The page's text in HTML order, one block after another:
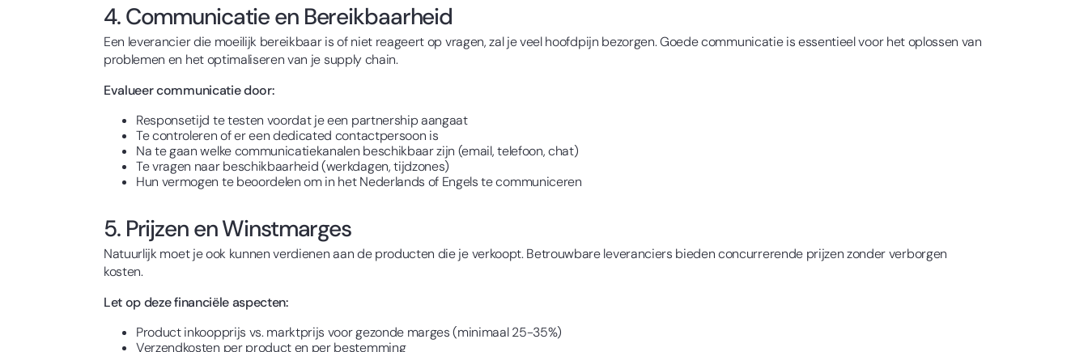
4. Communicatie en Bereikbaarheid
Een leverancier die moeilijk bereikbaar is of niet reageert op vragen, zal je veel hoofdpijn bezorgen. Goede communicatie is essentieel voor het oplossen van
problemen en het optimaliseren van je supply chain.
Evalueer communicatie door:
Responsetijd te testen voordat je een partnership aangaat
Te controleren of er een dedicated contactpersoon is
Na te gaan welke communicatiekanalen beschikbaar zijn (email, telefoon, chat)
Te vragen naar beschikbaarheid (werkdagen, tijdzones)
Hun vermogen te beoordelen om in het Nederlands of Engels te communiceren
5. Prijzen en Winstmarges
Natuurlijk moet je ook kunnen verdienen aan de producten die je verkoopt. Betrouwbare leveranciers bieden concurrerende prijzen zonder verborgen
kosten.
Let op deze financiële aspecten:
Product inkoopprijs vs. marktprijs voor gezonde marges (minimaal 25-35%)
Verzendkosten per product en per bestemming